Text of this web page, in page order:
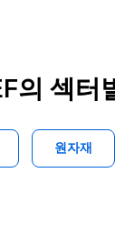
의 섹터
원자재